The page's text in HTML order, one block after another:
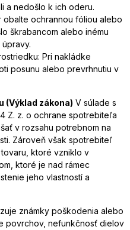
a nedošlo k ich oderu.
obalte ochrannou fóliou alebo
škrabancom alebo inému
Pri nakládke
posunu alebo prevrhnutiu v
(Výklad zákona) V súlade s
Z. z. o ochrane spotrebiteľa
v rozsahu potrebnom na
Zároveň však spotrebiteľ
ktoré vzniklo v
ktoré je nad rámec
jeho vlastností a
známky poškodenia alebo
povrchov, nefunkčnosť dielov